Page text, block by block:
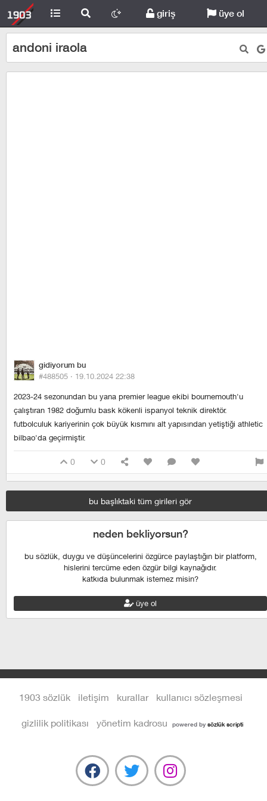
giriş üye ol
andoni iraola
gidiyorum bu
#488505 · 19.10.2024 22:38
2023-24 sezonundan bu yana premier league ekibi bournemouth'u
çalıştıran 1982 doğumlu bask kökenli ispanyol teknik direktör.
futbolculuk kariyerinin çok büyük kısmını alt yapısından yetiştiği athletic
bilbao'da geçirmiştir.
0 0
bu başlıktaki tüm girileri gör
neden bekliyorsun?
bu sözlük, duygu ve düşüncelerini özgürce paylaştığın bir platform,
hislerini tercüme eden özgür bilgi kaynağıdır.
katkıda bulunmak istemez misin?
üye ol
1903 sözlük iletişim kurallar kullanıcı sözleşmesi
gizlilik politikası yönetim kadrosu powered by sözlük scripti
fake louis vuitton replica louis vuitton shoes louis vuitton shoes replica